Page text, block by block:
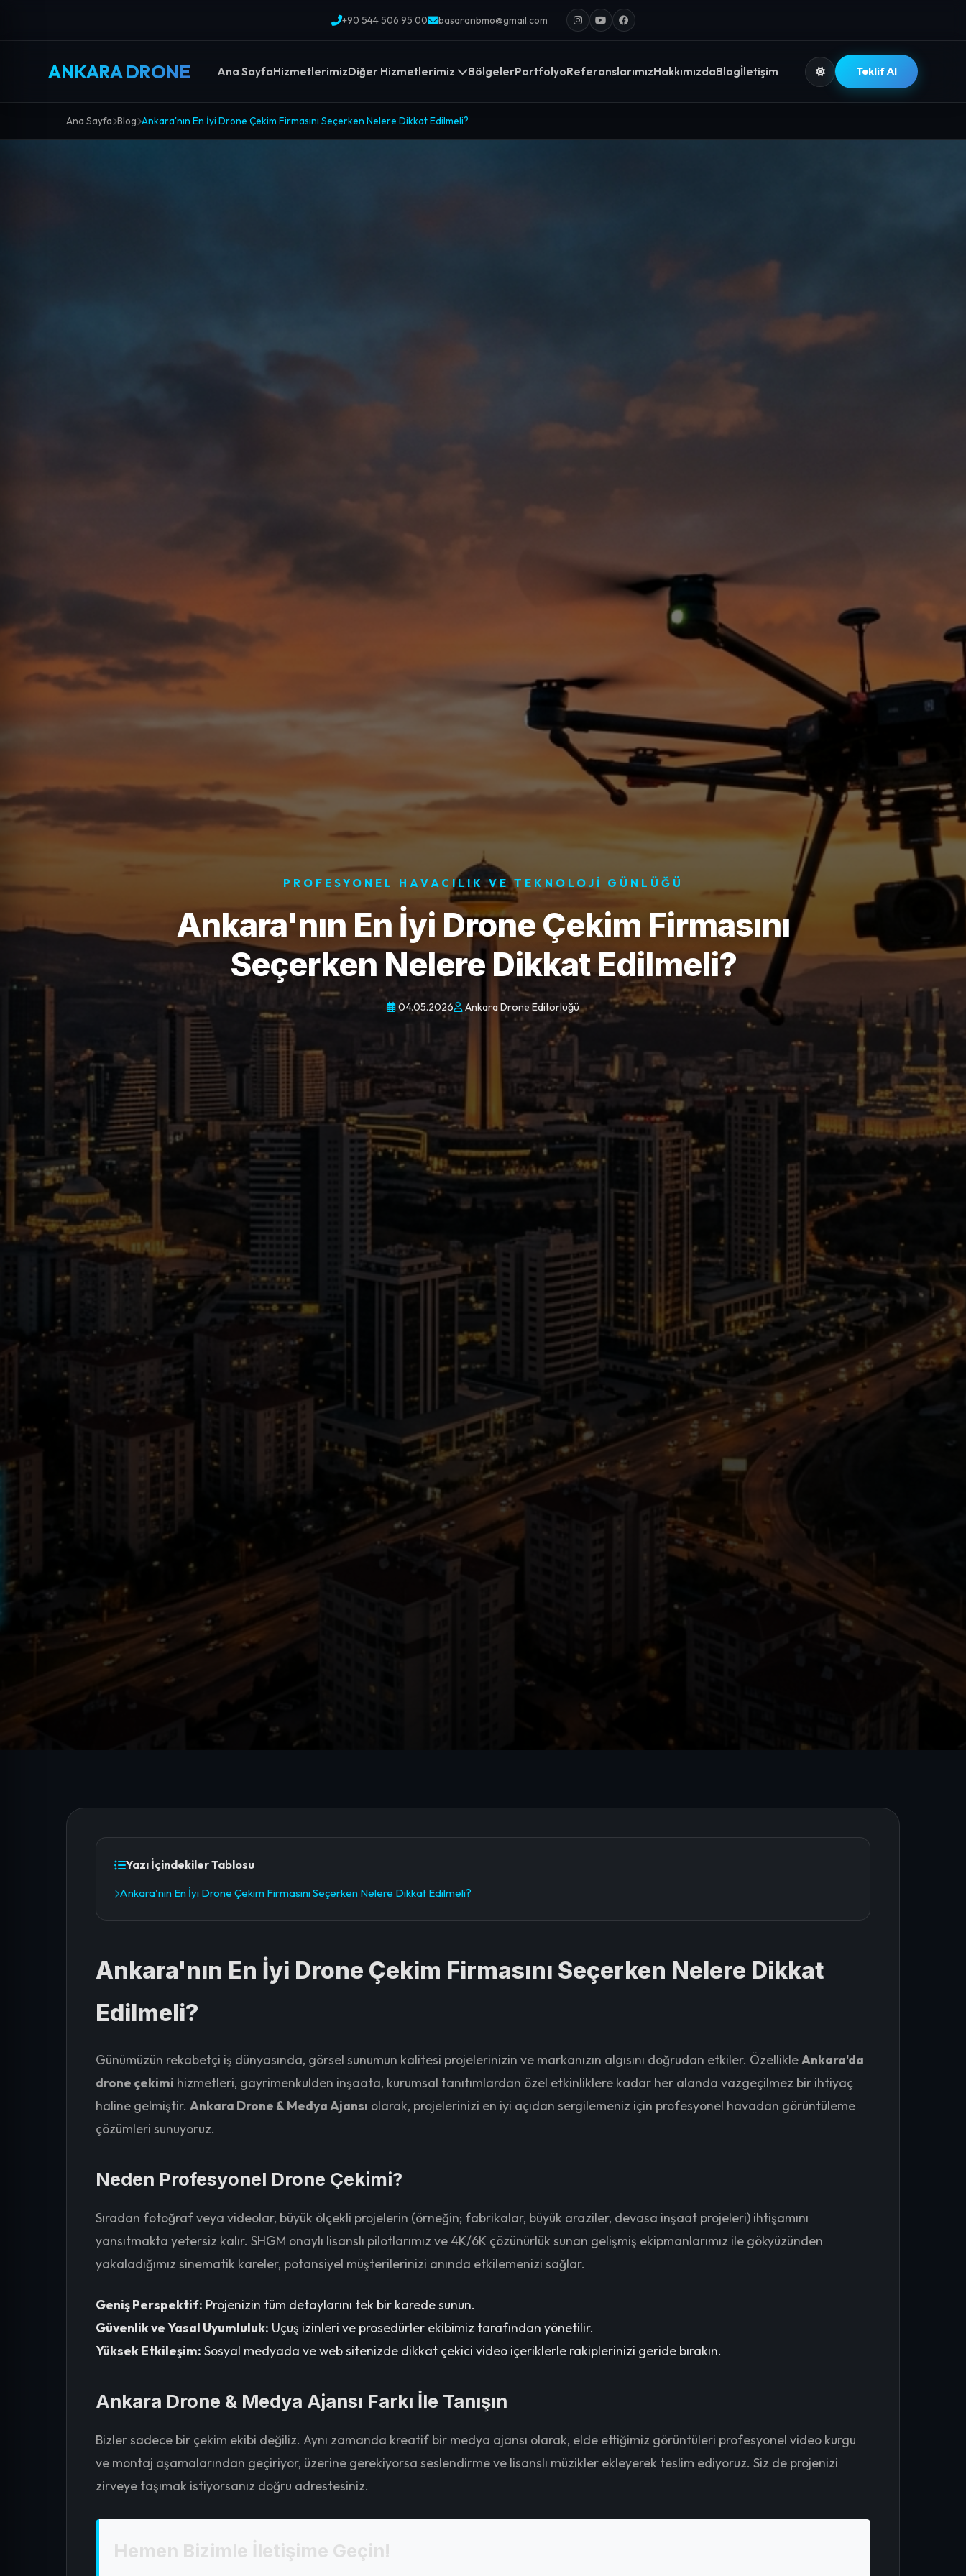
+90 544 506 95 00 basaranbmo@gmail.com
ANKARA DRONE Ana SayfaHizmetlerimizDiğer Hizmetlerimiz BölgelerPortfolyoReferanslarımızHakkımızdaBlogİletişim Teklif Al
Ana Sayfa Blog Ankara'nın En İyi Drone Çekim Firmasını Seçerken Nelere Dikkat Edilmeli?
PROFESYONEL HAVACILIK VE TEKNOLOJI GÜNLÜĞÜ
Ankara'nın En İyi Drone Çekim Firmasını
Seçerken Nelere Dikkat Edilmeli?
04.05.2026 Ankara Drone Editörlüğü
Yazı İçindekiler Tablosu
Ankara'nın En İyi Drone Çekim Firmasını Seçerken Nelere Dikkat Edilmeli?
Ankara'nın En İyi Drone Çekim Firmasını Seçerken Nelere Dikkat
Edilmeli?
Günümüzün rekabetçi iş dünyasında, görsel sunumun kalitesi projelerinizin ve markanızın algısını doğrudan etkiler. ÖzellikleAnkara'da
drone çekimi hizmetleri, gayrimenkulden inşaata, kurumsal tanıtımlardan özel etkinliklere kadar her alanda vazgeçilmez bir ihtiyaç
haline gelmiştir. Ankara Drone & Medya Ajansı olarak, projelerinizi en iyi açıdan sergilemeniz için profesyonel havadan görüntüleme
çözümleri sunuyoruz.
Neden Profesyonel Drone Çekimi?
Sıradan fotoğraf veya videolar, büyük ölçekli projelerin (örneğin; fabrikalar, büyük araziler, devasa inşaat projeleri) ihtişamını
yansıtmakta yetersiz kalır. SHGM onaylı lisanslı pilotlarımız ve 4K/6K çözünürlük sunan gelişmiş ekipmanlarımız ile gökyüzünden
yakaladığımız sinematik kareler, potansiyel müşterilerinizi anında etkilemenizi sağlar.
Geniş Perspektif: Projenizin tüm detaylarını tek bir karede sunun.
Güvenlik ve Yasal Uyumluluk: Uçuş izinleri ve prosedürler ekibimiz tarafından yönetilir.
Yüksek Etkileşim: Sosyal medyada ve web sitenizde dikkat çekici video içeriklerle rakiplerinizi geride bırakın.
Ankara Drone & Medya Ajansı Farkı İle Tanışın
Bizler sadece bir çekim ekibi değiliz. Aynı zamanda kreatif bir medya ajansı olarak, elde ettiğimiz görüntüleri profesyonel video kurgu
ve montaj aşamalarından geçiriyor, üzerine gerekiyorsa seslendirme ve lisanslı müzikler ekleyerek teslim ediyoruz. Siz de projenizi
zirveye taşımak istiyorsanız doğru adrestesiniz.
Hemen Bizimle İletişime Geçin!